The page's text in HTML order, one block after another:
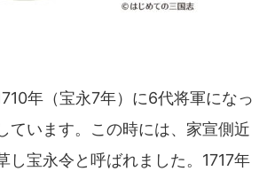
年（宝永7年）に6代将軍になっ
ています。この時には、家宣側近
し宝永令と呼ばれました。1717年